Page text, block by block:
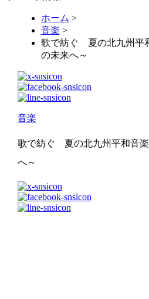
ホーム >
音楽 >
歌で紡ぐ 夏の北九州平
の未来へ～
音楽
歌で紡ぐ 夏の北九州平和音
へ～